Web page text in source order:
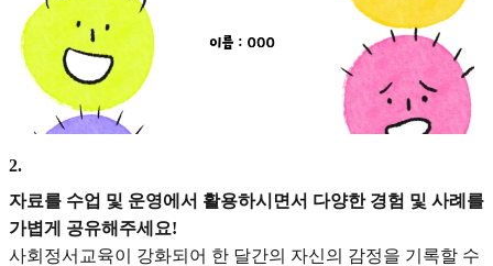
2.
자료를 수업 및 운영에서 활용하시면서 다양한 경험 및 사례를
가볍게 공유해주세요!
사회정서교육이 강화되어 한 달간의 자신의 감정을 기록할 수